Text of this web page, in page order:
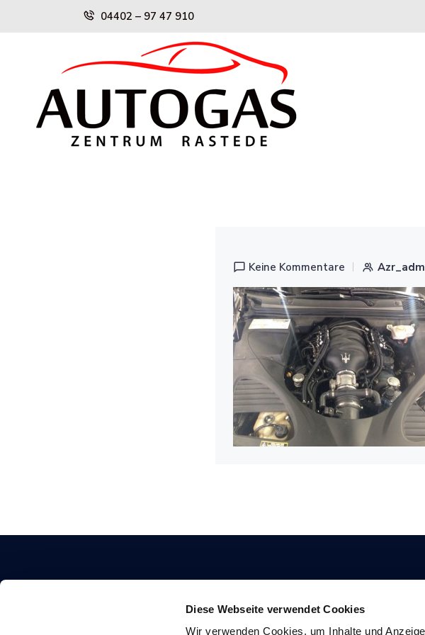
Diese Webseite verwendet Cookies
Wir verwenden Cookies, um Inhalte und
04402 – 97 47 910
Keine Kommentare